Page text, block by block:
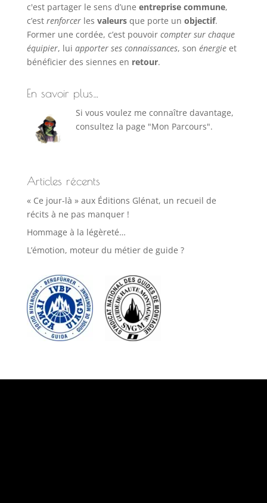
c'est partager le sens d’une entreprise commune,
c’est renforcerles valeursque porte un objectif.
Former une cordée, c’est pouvoircompter sur chaque
équipier, lui apporter ses connaissances, son énergieet
bénéficier des siennes en retour.
En savoir plus…
Si vous voulez me connaître davantage,
consultez la page "Mon Parcours".
Articles récents
« Ce jour-là » aux Éditions Glénat, un recueil de
récits à ne pas manquer !
Hommage à la légèreté…
L’émotion, moteur du métier de guide ?